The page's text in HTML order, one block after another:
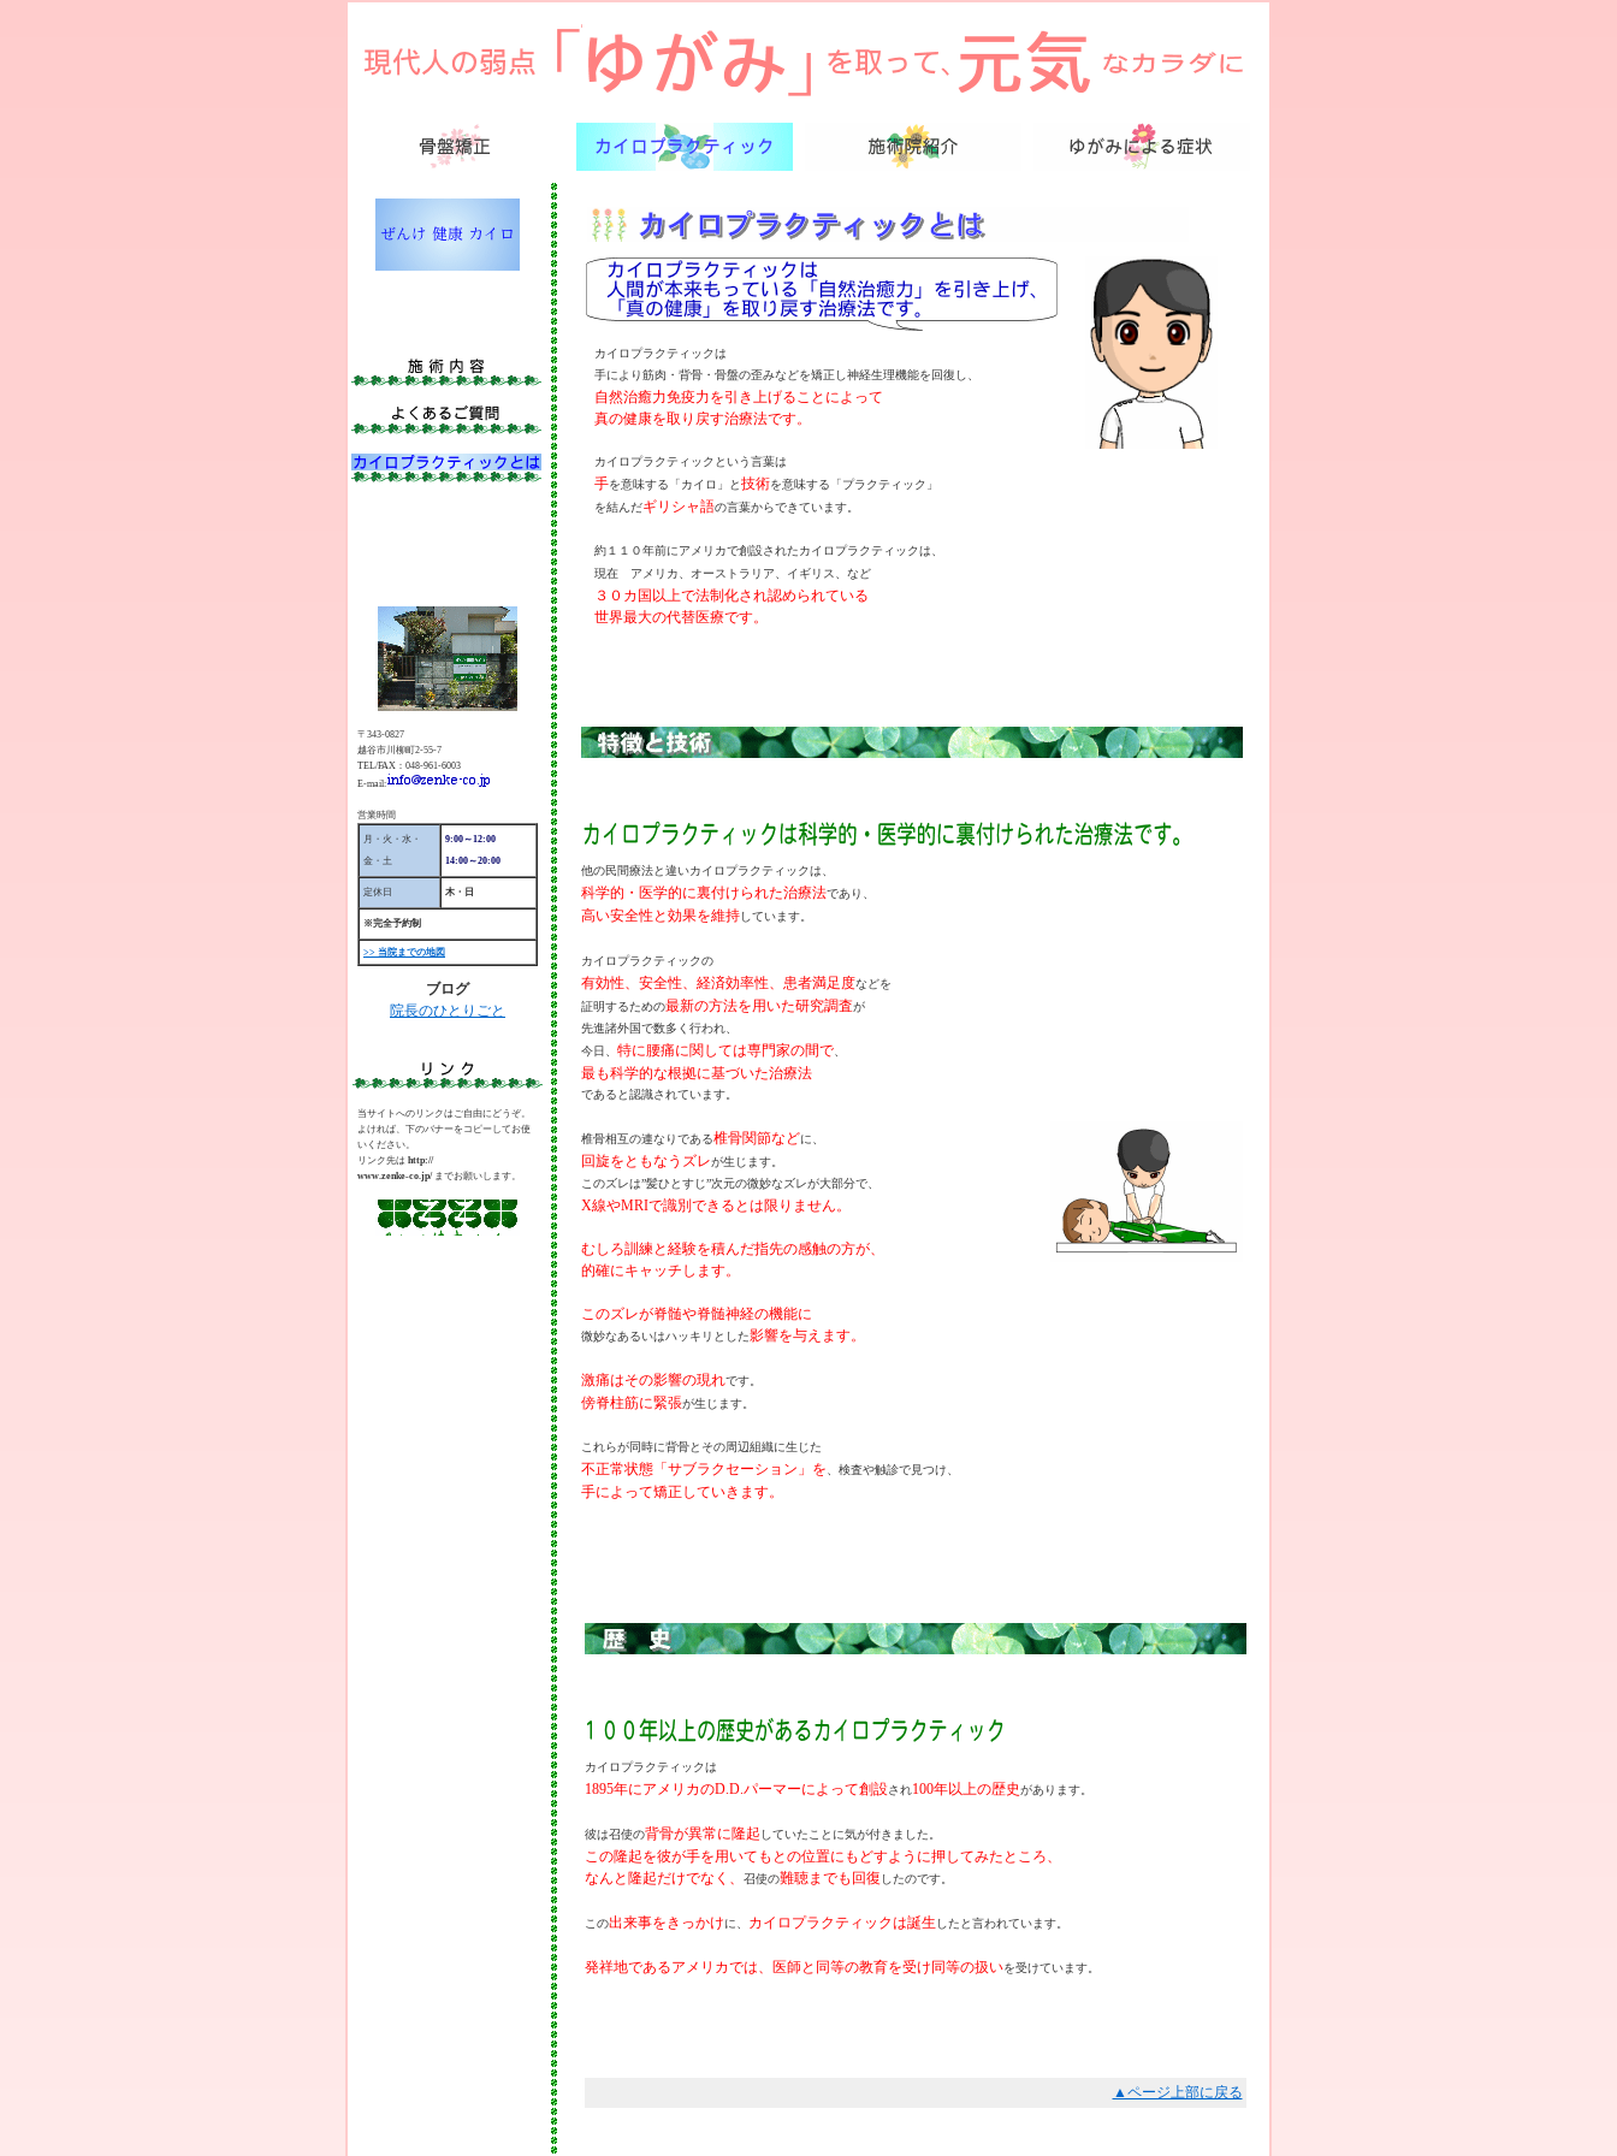
〒343-0827
越谷市川柳町2-55-7
TEL/FAX：048-961-6003
E-mail:
営業時間
月・火・水・
金・土
9:00～12:00
14:00～20:00
定休日 木・日
※完全予約制
>> 当院までの地図
ブログ
院長のひとりごと
当サイトへのリンクはご自由にどうぞ。
よければ、下のバナーをコピーしてお使
いください。
リンク先は http://
www.zenke-co.jp/までお願いします。
カイロプラクティックは
手により筋肉・背骨・骨盤の歪みなどを矯正し神経生理機能を回復し、
自然治癒力免疫力を引き上げることによって
真の健康を取り戻す治療法です。
カイロプラクティックという言葉は
手を意味する「カイロ」と技術を意味する「プラクティック」
を結んだギリシャ語の言葉からできています。
約１１０年前にアメリカで創設されたカイロプラクティックは、
現在 アメリカ、オーストラリア、イギリス、など
３０カ国以上で法制化され認められている
世界最大の代替医療です。
他の民間療法と違いカイロプラクティックは、
科学的・医学的に裏付けられた治療法であり、
高い安全性と効果を維持しています。
カイロプラクティックの
有効性、安全性、経済効率性、患者満足度などを
証明するための最新の方法を用いた研究調査が
先進諸外国で数多く行われ、
今日、 特に腰痛に関しては専門家の間で
最も科学的な根拠に基づいた治療法
であると認識されています。
椎骨相互の連なりである椎骨関節などに、
回旋をともなうズレが生じます。
このズレは”髪ひとすじ”次元の微妙なズレが大部分で、
X線やMRIで識別できるとは限りません。
むしろ訓練と経験を積んだ指先の感触の方が、
的確にキャッチします。
このズレが脊髄や脊髄神経の機能に
微妙なあるいはハッキリとした影響を与えます。
激痛はその影響の現れです。
傍脊柱筋に緊張が生じます。
これらが同時に背骨とその周辺組織に生じた
不正常状態「サブラクセーション」を 、検査や触診で見つけ、
手によって矯正していきます。
カイロプラクティックは
1895年にアメリカのD.D.パーマーによって創設され100年以上の歴史があります。
彼は召使の背骨が異常に隆起 していたことに気が付きました。
この隆起を彼が手を用いてもとの位置にもどすように押してみたところ、
なんと隆起だけでなく、
召使の難聴までも回復 したのです。
この出来事をきっかけに、 カイロプラクティックは誕生 したと言われています。
発祥地であるアメリカでは、医師と同等の教育を受け同等の扱いを受けています。
▲ページ上部に戻る